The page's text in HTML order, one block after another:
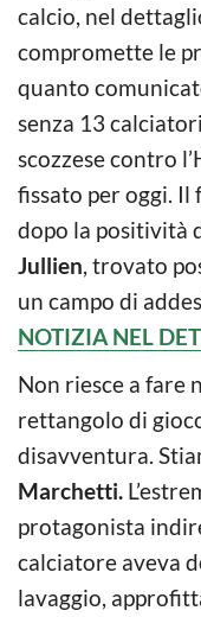
calcio, nel
compromette le
quanto
senza 13
scozzese contro
fissato per oggi. Il
dopo la positività
Jullien, trovato
un campo di
NOTIZIA NEL
Non riesce a fare
rettangolo di
disavventura.
Marchetti.
protagonista
calciatore aveva
lavaggio,